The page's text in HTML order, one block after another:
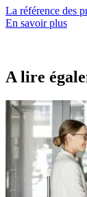
La référence des
En savoir plus
A lire